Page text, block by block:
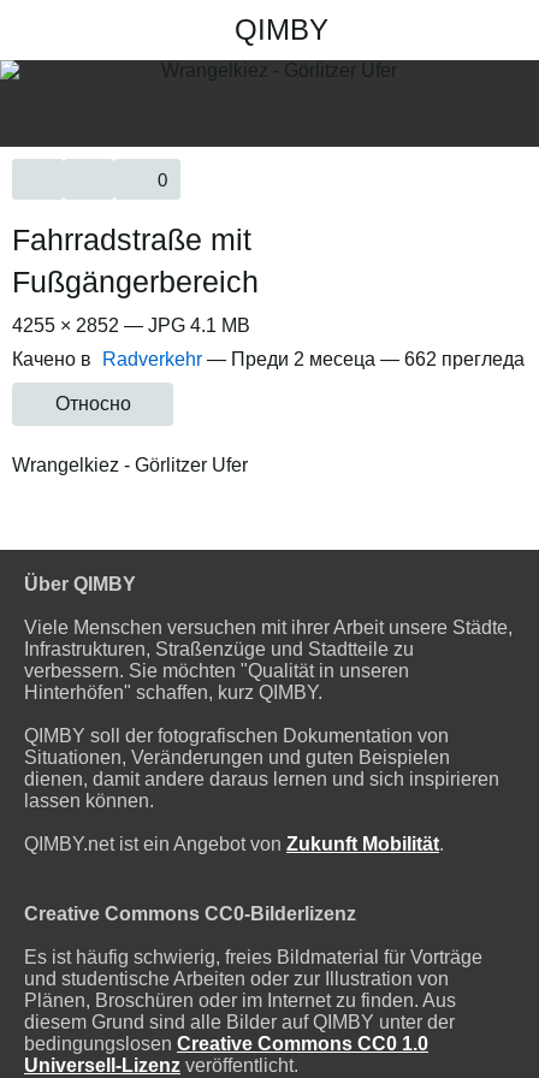
QIMBY
0
Fahrradstraße mit
Fußgängerbereich
4255 × 2852 — JPG 4.1 MB
Качено в
Radverkehr — Преди 2 месеца — 662 прегледа
Относно
Wrangelkiez - Görlitzer Ufer
Über QIMBY
Viele Menschen versuchen mit ihrer Arbeit unsere Städte,
Infrastrukturen, Straßenzüge und Stadtteile zu
verbessern. Sie möchten "Qualität in unseren
Hinterhöfen" schaffen, kurz QIMBY.
QIMBY soll der fotografischen Dokumentation von
Situationen, Veränderungen und guten Beispielen
dienen, damit andere daraus lernen und sich inspirieren
lassen können.
QIMBY.net ist ein Angebot von Zukunft Mobilität.
Creative Commons CC0-Bilderlizenz
Es ist häufig schwierig, freies Bildmaterial für Vorträge
und studentische Arbeiten oder zur Illustration von
Plänen, Broschüren oder im Internet zu finden. Aus
diesem Grund sind alle Bilder auf QIMBY unter der
bedingungslosen Creative Commons CC0 1.0
Universell-Lizenz veröffentlicht.